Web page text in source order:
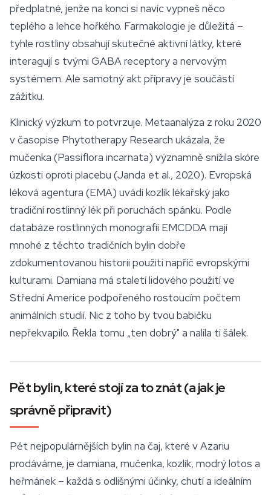
předplatné, jenže na konci si navíc vypneš něco
teplého a lehce hořkého. Farmakologie je důležitá –
tyhle rostliny obsahují skutečné aktivní látky, které
interagují s tvými GABA receptory a nervovým
systémem. Ale samotný akt přípravy je součástí
zážitku.
Klinický výzkum to potvrzuje. Metaanalýza z roku 2020
v časopise Phytotherapy Research ukázala, že
mučenka (Passiflora incarnata) významně snížila skóre
úzkosti oproti placebu (Janda et al., 2020). Evropská
léková agentura (EMA) uvádí kozlík lékařský jako
tradiční rostlinný lék při poruchách spánku. Podle
databáze rostlinných monografií EMCDDA mají
mnohé z těchto tradičních bylin dobře
zdokumentovanou historii použití napříč evropskými
kulturami. Damiana má staletí lidového použití ve
Střední Americe podpořeného rostoucím počtem
animálních studií. Nic z toho by tvou babičku
nepřekvapilo. Řekla tomu „ten dobrý" a nalila ti šálek.
Pět bylin, které stojí za to znát (a jak je
správně připravit)
Pět nejpopulárnějších bylin na čaj, které v Azariu
prodáváme, je damiana, mučenka, kozlík, modrý lotos a
heřmánek – každá s odlišnými účinky, chutí a ideálním